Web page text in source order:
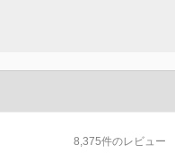
8,375件のレビュー